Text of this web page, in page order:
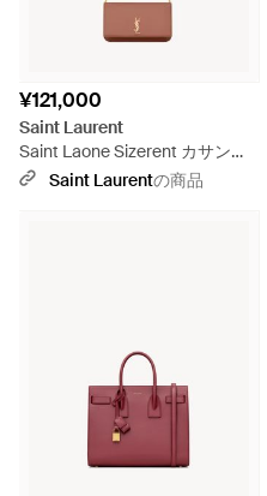
¥121,000
Saint Laurent
Saint Laone Sizerent カサンド
ラ フォンケース（スムースレザ
Saint Laurentの商品